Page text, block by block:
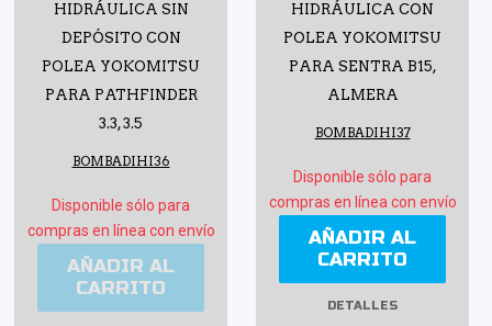
HIDRÁULICA SIN
DEPÓSITO CON
POLEA YOKOMITSU
PARA PATHFINDER
3.3, 3.5
BOMBADIHI36
Disponible sólo para
compras en línea con envío
AÑADIR AL
CARRITO
HIDRÁULICA CON
POLEA YOKOMITSU
PARA SENTRA B15,
ALMERA
BOMBADIHI37
Disponible sólo para
compras en línea con envío
AÑADIR AL
CARRITO
DETALLES